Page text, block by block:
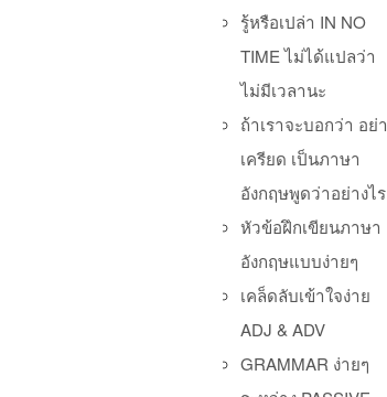
รู้หรือเปล่า IN NO
TIME ไม่ได้แปลว่า
ไม่มีเวลานะ
ถ้าเราจะบอกว่า อย่า
เครียด เป็นภาษา
อังกฤษพูดว่าอย่างไร
หัวข้อฝึกเขียนภาษา
อังกฤษแบบง่ายๆ
เคล็ดลับเข้าใจง่าย
ADJ & ADV
GRAMMAR ง่ายๆ